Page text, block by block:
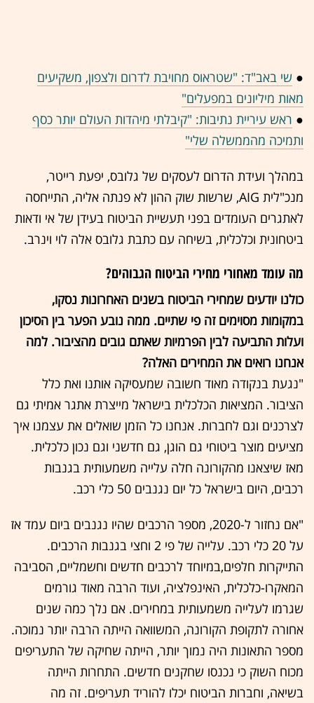
● שי באב"ד: "שטראוס מחויבת לדרום ולצפון, משקיעים
מאות מיליונים במפעלים"
● ראש עיריית נתיבות: "קיבלתי מיהדות העולם יותר כסף
ותמיכה מהממשלה שלי"
במהלך ועידת הדרום לעסקים של גלובס, יפעת רייטר,
מנכ"לית AIG, שרשות שוק ההון לא פנתה אליה, התייחסה
לאתגרים העומדים בפני תעשיית הביטוח בעידן של אי ודאות
ביטחונית וכלכלית, בשיחה עם כתבת גלובס אלה לוי וינרב.
מה עומד מאחורי מחירי הביטוח הגבוהים?
כולנו יודעים שמחירי הביטוח בשנים האחרונות נסקו,
במקומות מסוימים זה פי שתיים. ממה נובע הפער בין הסיכון
ועלות התביעה לבין הפרמיות שאתם גובים מהציבור. למה
אנחנו רואים את המחירים האלה?
"נגעת בנקודה מאוד חשובה שמעסיקה אותנו ואת כלל
הציבור. המציאות הכלכלית בישראל מייצרת אתגר אמיתי גם
לצרכנים וגם לחברות. אנחנו כל הזמן שואלים את עצמנו איך
מציעים מוצר ביטוחי גם הוגן, גם חדשני וגם נכון כלכלית.
מאז שיצאנו מהקורונה חלה עלייה משמעותית בגנבות
רכבים, היום בישראל כל יום נגנבים 50 כלי רכב.
"אם נחזור ל-2020, מספר הרכבים שהיו נגנבים ביום עמד אז
על 20 כלי רכב. עלייה של פי 2 וחצי בגנבות הרכבים.
התייקרות חלפים,במיוחד לרכבים חדשים וחשמליים, הסביבה
המאקרו-כלכלית, האינפלציה, ועוד הרבה מאוד גורמים
שגרמו לעלייה משמעותית במחירים. אם נלך כמה שנים
אחורה לתקופת הקורונה, המשוואה הייתה הרבה יותר נמוכה.
מספר התאונות היה נמוך יותר, הייתה שחיקה של התעריפים
מכוח השוק כי נכנסו שחקנים חדשים. התחרות הייתה
בשיאה, וחברות הביטוח יכלו להוריד תעריפים. זה מה